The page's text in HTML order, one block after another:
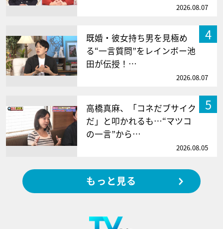
2026.08.07
4
既婚・彼女持ち男を見極め
る“一言質問”をレインボー池
田が伝授！…
2026.08.07
5
高橋真麻、「コネだブサイク
だ」と叩かれるも…“マツコ
の一言”から…
2026.08.05
もっと見る